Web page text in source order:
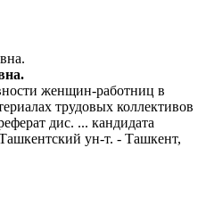
женщин-работниц в
трудовых коллективов
дис. ... кандидата
ун-т. - Ташкент,